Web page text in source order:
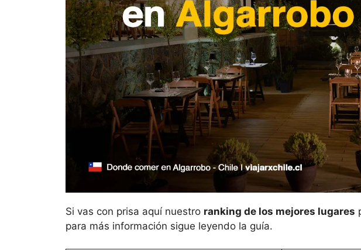
Si vas con prisa aquí nuestro ranking de los mejores lugares
para más información sigue leyendo la guía.